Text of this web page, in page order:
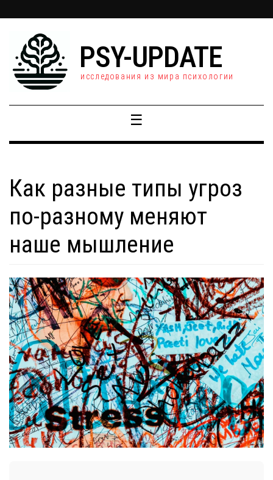
PSY-UPDATE
исследования из мира психологии
☰
Как разные типы угроз
по-разному меняют
наше мышление